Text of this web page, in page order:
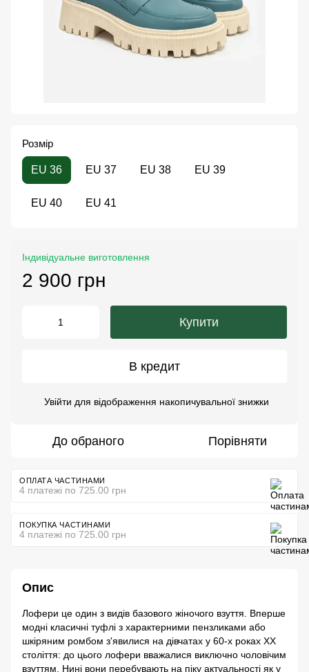
Розмір
EU 36 EU 37 EU 38 EU 39
EU 40 EU 41
Індивідуальне виготовлення
2 900 грн
Купити
В кредит
Увійти для відображення накопичувальної знижки
До обраного Порівняти
ОПЛАТА ЧАСТИНАМИ
4 платежі по 725.00 грн
ПОКУПКА ЧАСТИНАМИ
4 платежі по 725.00 грн
Опис
Лофери це один з видів базового жіночого взуття. Вперше
модні класичні туфлі з характерними пензликами або
шкіряним ромбом з'явилися на дівчатах у 60-х роках ХХ
століття: до цього лофери вважалися виключно чоловічим
взуттям. Нині вони перебувають на піку актуальності як у